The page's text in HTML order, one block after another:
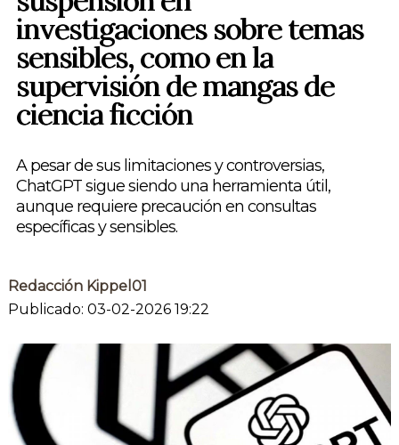
investigaciones sobre temas
sensibles, como en la
supervisión de mangas de
ciencia ficción
A pesar de sus limitaciones y controversias,
ChatGPT sigue siendo una herramienta útil,
aunque requiere precaución en consultas
específicas y sensibles.
Redacción Kippel01
Publicado: 03-02-2026 19:22